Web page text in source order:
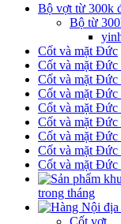
Bộ vợt từ 300k
Bộ từ
Cốt và mặt Đức
Cốt và mặt Đức
Cốt và mặt Đức
Cốt và mặt Đức
Cốt và mặt Đức
Cốt và mặt
Cốt và mặt Đức
Cốt và mặt Đức
Cốt và mặt Đức
trong tháng
Cốt vợt